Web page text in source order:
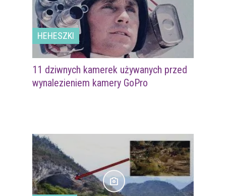
HEHESZKI
11 dziwnych kamerek używanych przed
wynalezieniem kamery GoPro